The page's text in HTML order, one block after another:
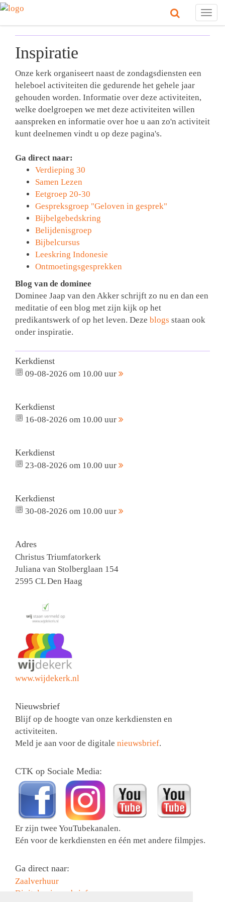
Inspiratie
Onze kerk organiseert naast de zondagsdiensten een
heleboel activiteiten die gedurende het gehele jaar
gehouden worden. Informatie over deze activiteiten,
welke doelgroepen we met deze activiteiten willen
aanspreken en informatie over hoe u aan zo'n activiteit
kunt deelnemen vindt u op deze pagina's.
Ga direct naar:
Verdieping 30
Samen Lezen
Eetgroep 20-30
Gespreksgroep "Geloven in gesprek"
Bijbelgebedskring
Belijdenisgroep
Bijbelcursus
Leeskring Indonesie
Ontmoetingsgesprekken
Blog van de dominee
Dominee Jaap van den Akker schrijft zo nu en dan een
meditatie of een blog met zijn kijk op het
predikantswerk of op het leven. Deze blogs staan ook
onder inspiratie.
Kerkdienst
09-08-2026 om 10.00 uur
Kerkdienst
16-08-2026 om 10.00 uur
Kerkdienst
23-08-2026 om 10.00 uur
Kerkdienst
30-08-2026 om 10.00 uur
Adres
Christus Triumfatorkerk
Juliana van Stolberglaan 154
2595 CL Den Haag
www.wijdekerk.nl
Nieuwsbrief
Blijf op de hoogte van onze kerkdiensten en
activiteiten.
Meld je aan voor de digitale nieuwsbrief.
CTK op Sociale Media:
Er zijn twee YouTubekanalen.
Eén voor de kerkdiensten en één met andere filmpjes.
Ga direct naar:
Zaalverhuur
Digitale nieuwsbrief